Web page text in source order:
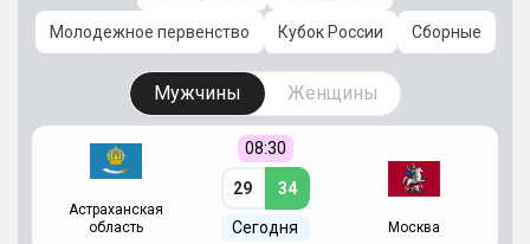
Молодежное первенство Кубок России Сборные
Мужчины Женщины
Астраханская
область
08:30
29 34
Сегодня Москва